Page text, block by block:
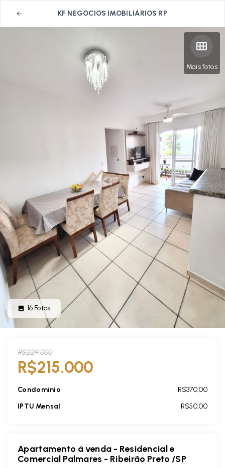
KF NEGÓCIOS IMOBILIÁRIOS RP
Mais fotos
16 Fotos
R$229.000
R$215.000
Condomínio
R$370,00
IPTU Mensal
R$50,00
Apartamento á venda - Residencial e
Comercial Palmares - Ribeirão Preto /SP